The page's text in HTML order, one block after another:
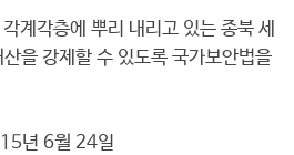
계각층에 뿌리 내리고 있는 종북 세
을 강제할 수 있도록 국가보안법을
년 6월 24일